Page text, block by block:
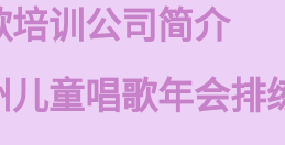
培训公司简介
儿童唱歌年会排